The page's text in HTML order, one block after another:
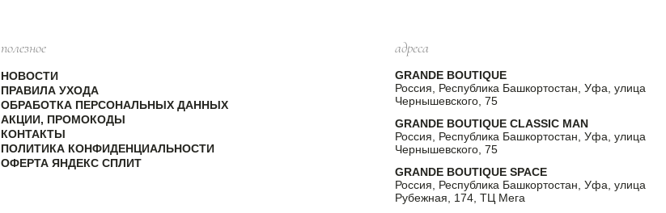
полезное
НОВОСТИ
ПРАВИЛА УХОДА
ОБРАБОТКА ПЕРСОНАЛЬНЫХ ДАННЫХ
АКЦИИ, ПРОМОКОДЫ
КОНТАКТЫ
ПОЛИТИКА КОНФИДЕНЦИАЛЬНОСТИ
ОФЕРТА ЯНДЕКС СПЛИТ
адреса
GRANDE BOUTIQUE
Россия, Республика Башкортостан, Уфа, улица
Чернышевского, 75
GRANDE BOUTIQUE CLASSIC MAN
Россия, Республика Башкортостан, Уфа, улица
Чернышевского, 75
GRANDE BOUTIQUE SPACE
Россия, Республика Башкортостан, Уфа, улица
Рубежная, 174, ТЦ Мега